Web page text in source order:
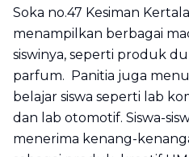
Soka no.47 Kesiman
menampilkan berbagai
siswinya, seperti produk
parfum. Panitia juga
belajar siswa seperti lab
dan lab otomotif. Siswa-
menerima kenang-